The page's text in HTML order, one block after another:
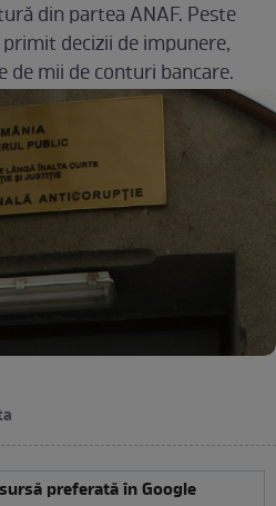
din partea ANAF. Peste
decizii de impunere,
de mii de conturi bancare.
preferată în Google